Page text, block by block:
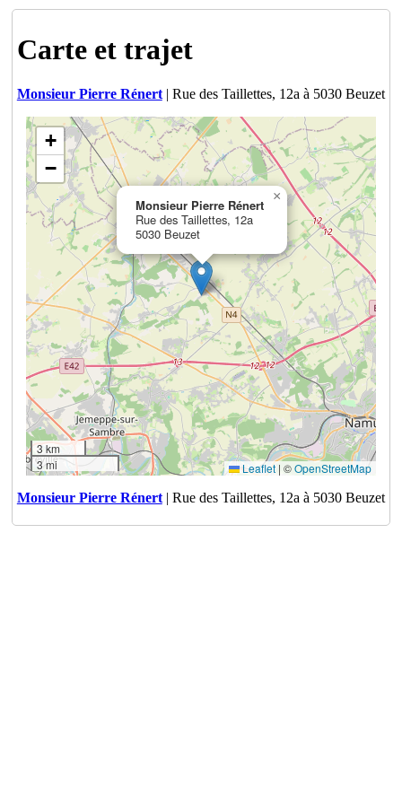
Carte et trajet
Monsieur Pierre Rénert| Rue des Taillettes, 12a à 5030 Beuzet
Monsieur Pierre Rénert
Rue des Taillettes, 12a
5030 Beuzet
×
+
−
3 km
3 mi
Leaflet | ©OpenStreetMap
Monsieur Pierre Rénert| Rue des Taillettes, 12a à 5030 Beuzet